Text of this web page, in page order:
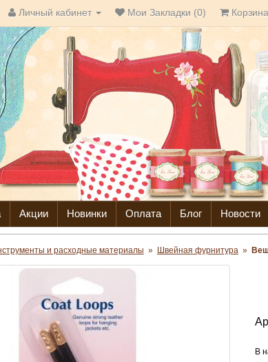
Личный кабинет Мои Закладки (0)
Акции Новинки Оплата Блог Новости
и расходные материалы » Швейная фурнитура »
В